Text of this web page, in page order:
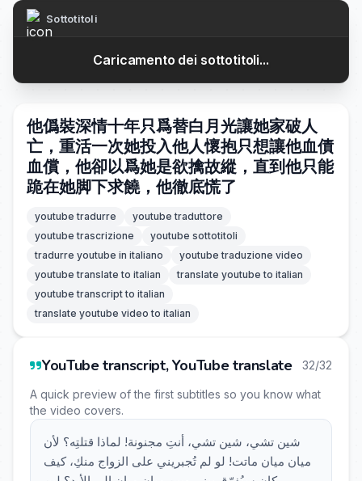
Sottotitoli
Caricamento dei sottotitoli...
他僞裝深情十年只爲替白月光讓她家破人
亡，重活一次她投入他人懷抱只想讓他血債
血償，他卻以爲她是欲擒故縱，直到他只能
跪在她脚下求饒，他徹底慌了
youtube tradurre
youtube traduttore
youtube trascrizione
youtube sottotitoli
tradurre youtube in italiano
youtube traduzione video
youtube translate to italian
translate youtube to italian
youtube transcript to italian
translate youtube video to italian
YouTube transcript, YouTube translate 32/32
A quick preview of the first subtitles so you know what
the video covers.
شين تشي، شين تشي، أنتِ مجنونة! لماذا قتلتِه؟ لأن
ميان ميان ماتت! لو لم تُجبريني على الزواج منكِ، كيف